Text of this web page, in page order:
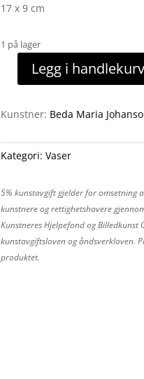
17 x 9 cm
1 på lager
Legg i handlekurv
Kunstner: Beda Maria
Kategori: Vaser
5% kunstavgift gjelder for omsetning
kunstnere og rettighetshavere
Kunstneres Hjelpefond og
kunstavgiftsloven og åndsverkloven.
produktet.